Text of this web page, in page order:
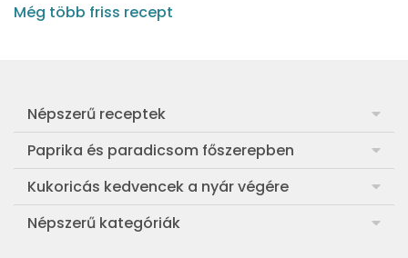
Még több friss recept
Népszerű receptek
Frankfurti leves
Egyszerű muffin
Aranygaluska
Paprika és paradicsom főszerepben
Pan con Tomate
Paradicsom és paprika eltevése télre
Kukoricás kedvencek a nyár végére
Legfinomabb főtt kukorica
Népszerű kategóriák